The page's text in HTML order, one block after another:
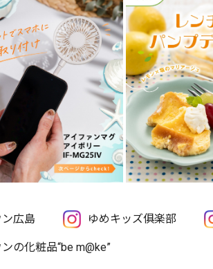
広島 ゆめキッズ俱楽部
の化粧品“be m@ke”